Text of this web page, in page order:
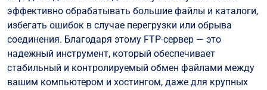
эффективно обрабатывать большие файлы и каталоги,
избегать ошибок в случае перегрузки или обрыва
соединения. Благодаря этому FTP-сервер — это
надежный инструмент, который обеспечивает
стабильный и контролируемый обмен файлами между
вашим компьютером и хостингом, даже для крупных